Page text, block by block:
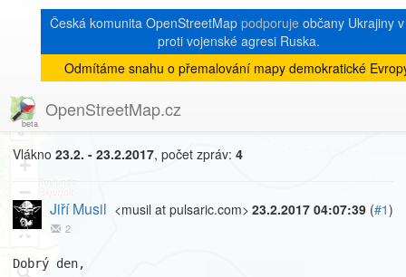
Česká komunita OpenStreetMap podporujeobčany Ukrajiny
proti vojenské agresi Ruska.
Odmítáme snahu o přemalování mapy demokratické
OpenStreetMap.cz
8
+
−
« zpět na výpis měsíce|
[Talk-cz]
Ortofo ČR
Vlákno 23.2. - 23.2.2017, počet zpráv: 4
23.2.2017 04:07:39 (#1)
Jiří Musil <musil at pulsaric.com>
2
Dobrý den,